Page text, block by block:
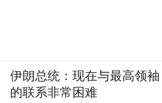
伊朗总统：现在与最高领袖
的联系非常困难